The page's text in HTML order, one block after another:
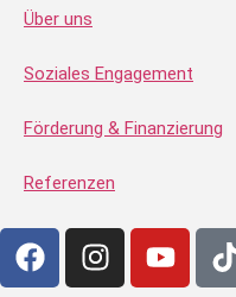
Über uns
Soziales Engagement
Förderung & Finanzierung
Referenzen